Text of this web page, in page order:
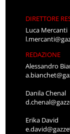
DIRETTORE
Luca Mercanti
REDAZIONE
Alessandro
Danila Chenal
Erika David